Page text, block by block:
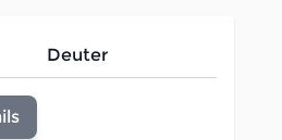
Deuter